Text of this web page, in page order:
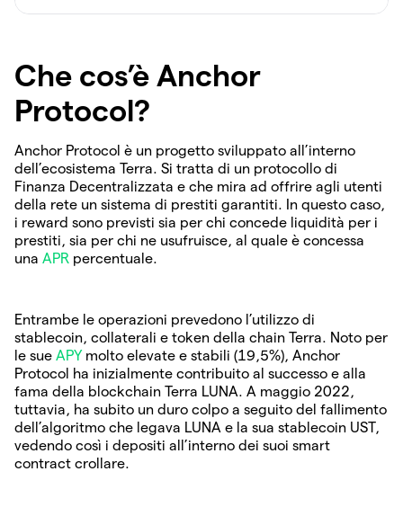
Che cos’è Anchor
Protocol?
Anchor Protocol è un progetto sviluppato all’interno
dell’ecosistema Terra. Si tratta di un protocollo di
Finanza Decentralizzata e che mira ad offrire agli utenti
della rete un sistema di prestiti garantiti. In questo caso,
i reward sono previsti sia per chi concede liquidità per i
prestiti, sia per chi ne usufruisce, al quale è concessa
una APR percentuale.
Entrambe le operazioni prevedono l’utilizzo di
stablecoin, collaterali e token della chain Terra. Noto per
le sue APY molto elevate e stabili (19,5%), Anchor
Protocol ha inizialmente contribuito al successo e alla
fama della blockchain Terra LUNA. A maggio 2022,
tuttavia, ha subito un duro colpo a seguito del fallimento
dell’algoritmo che legava LUNA e la sua stablecoin UST,
vedendo così i depositi all’interno dei suoi smart
contract crollare.